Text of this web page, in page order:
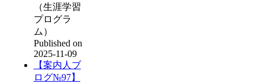
（生涯学習
プログラ
ム）
Published on
2025-11-09
【案内人ブ
ログ№97】